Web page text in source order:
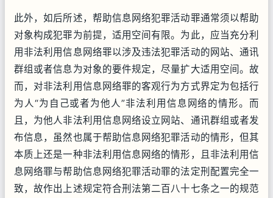
此外，如后所述，帮助信息网络犯罪活动罪通常须以帮助
对象构成犯罪为前提，适用空间有限。为此，应当充分利
用非法利用信息网络罪以涉及违法犯罪活动的网站、通讯
群组或者信息为对象的要件规定，尽量扩大适用空间。故
而，对非法利用信息网络罪的客观行为方式界定为包括行
为人“为自己或者为他人”非法利用信息网络的情形。而
且，为他人非法利用信息网络设立网站、通讯群组或者发
布信息，虽然也属于帮助信息网络犯罪活动的情形，但其
本质上还是一种非法利用信息网络的情形，且非法利用信
息网络罪与帮助信息网络犯罪活动罪的法定刑配置完全一
致，故作出上述规定符合刑法第二百八十七条之一的规范